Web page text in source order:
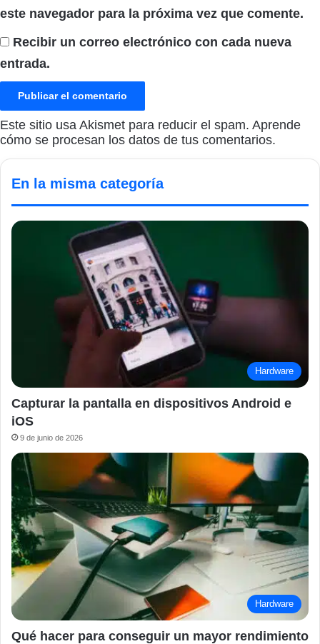
este navegador para la próxima vez que comente.
Recibir un correo electrónico con cada nueva
entrada.
Este sitio usa Akismet para reducir el spam. Aprende
cómo se procesan los datos de tus comentarios.
En la misma categoría
Hardware
Capturar la pantalla en dispositivos Android e
iOS
9 de junio de 2026
Hardware
Qué hacer para conseguir un mayor rendimiento